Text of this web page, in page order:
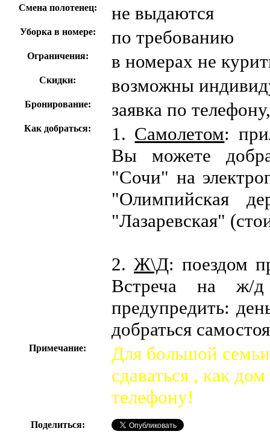
Смена полотенец: не выдаются
Уборка в номере: по требованию
Ограничения: в номерах не
Скидки: возможны
Бронирование: заявка по
Как добраться: 1. Самолетом:
Вы можете
"Сочи" на
"Олимпийская
"Лазаревская"
2. Ж\Д: поездом
Встреча на ж/д
предупредить:
добраться
Примечание:
Для большой
сдаваться , как
телефону!
Поделиться: